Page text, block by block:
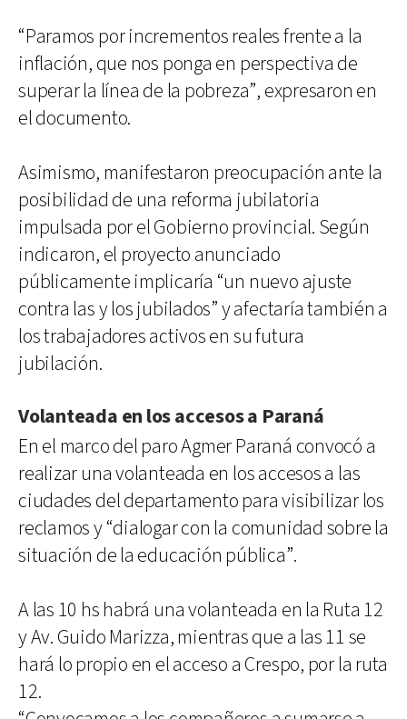
“Paramos por incrementos reales frente a la
inflación, que nos ponga en perspectiva de
superar la línea de la pobreza”, expresaron en
el documento.
Asimismo, manifestaron preocupación ante la
posibilidad de una reforma jubilatoria
impulsada por el Gobierno provincial. Según
indicaron, el proyecto anunciado
públicamente implicaría “un nuevo ajuste
contra las y los jubilados” y afectaría también a
los trabajadores activos en su futura
jubilación.
Volanteada en los accesos a Paraná
En el marco del paro Agmer Paraná convocó a
realizar una volanteada en los accesos a las
ciudades del departamento para visibilizar los
reclamos y “dialogar con la comunidad sobre la
situación de la educación pública”.
A las 10 hs habrá una volanteada en la Ruta 12
y Av. Guido Marizza, mientras que a las 11 se
hará lo propio en el acceso a Crespo, por la ruta
12.